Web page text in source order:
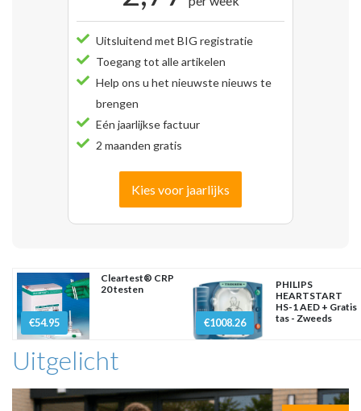
Uitsluitend met BIG registratie
Toegang tot alle artikelen
Help ons u het nieuwste nieuws te
brengen
Eén jaarlijkse factuur
2 maanden gratis
Kies voor jaarlijks
€54.95
Cleartest® CRP
20 testen
€1008.26
PHILIPS
HEARTSTART
HS-1 AED + Gratis
tas - Zweeds
Uitgelicht